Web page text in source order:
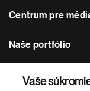
Centrum pre
Naše portfólio
Ostatné webové
Vaše